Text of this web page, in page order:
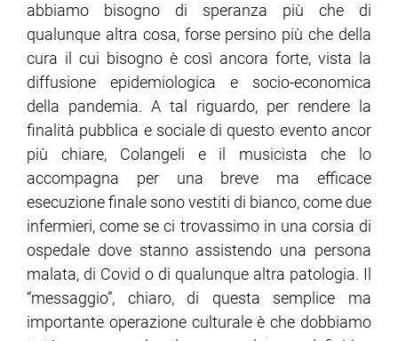
abbiamo bisogno di speranza più che di
qualunque altra cosa, forse persino più che della
cura il cui bisogno è così ancora forte, vista la
diffusione epidemiologica e socio-economica
della pandemia. A tal riguardo, per rendere la
finalità pubblica e sociale di questo evento ancor
più chiare, Colangeli e il musicista che lo
accompagna per una breve ma efficace
esecuzione finale sono vestiti di bianco, come due
infermieri, come se ci trovassimo in una corsia di
ospedale dove stanno assistendo una persona
malata, di Covid o di qualunque altra patologia. Il
“messaggio”, chiaro, di questa semplice ma
importante operazione culturale è che dobbiamo